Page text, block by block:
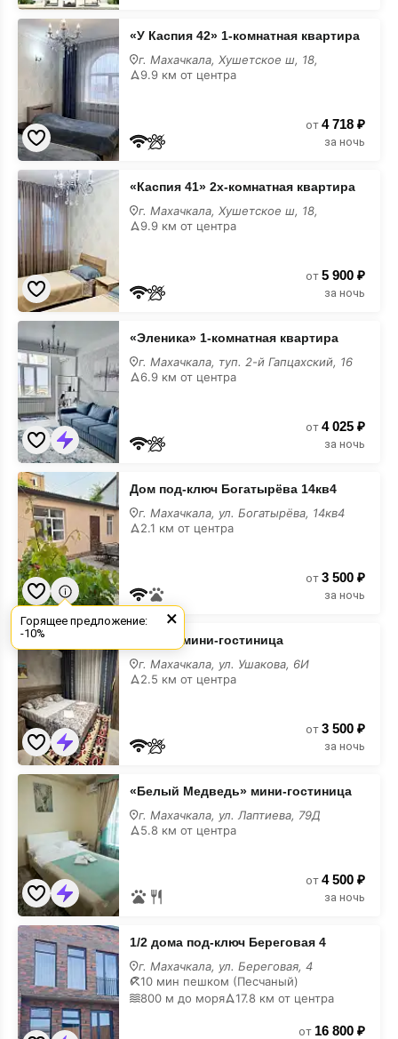
«У
Каспия
42»
недорого
«У Каспия 42» 1-комнатная квартира
г. Махачкала, Хушетское ш, 18,
9.9 км от центра
от 4 718 ₽
за ночь
«Каспия
41»
2х-
комнатная
квартира
недорого
«Каспия 41» 2х-комнатная квартира
г. Махачкала, Хушетское ш, 18,
9.9 км от центра
от 5 900 ₽
за ночь
«Эленика»
1-
комнатная
квартира
недорого
«Эленика» 1-комнатная квартира
г. Махачкала, туп. 2-й Гапцахский, 16
6.9 км от центра
от 4 025 ₽
за ночь
Дом
под-
ключ
Богатырёва
14кв4
недорого
Дом под-ключ Богатырёва 14кв4
г. Махачкала, ул. Богатырёва, 14кв4
2.1 км от центра
от 3 500 ₽
за ночь
«Аниш»
гостиница
недорого
«Аниш» мини-гостиница
г. Махачкала, ул. Ушакова, 6И
2.5 км от центра
от 3 500 ₽
за ночь
«Белый
Медведь»
мини-
недорого
«Белый Медведь» мини-гостиница
г. Махачкала, ул. Лаптиева, 79Д
5.8 км от центра
от 4 500 ₽
за ночь
1/2
дома
под-
ключ
Береговая
4
недорого
1/2 дома под-ключ Береговая 4
г. Махачкала, ул. Береговая, 4
10 мин пешком (Песчаный)
800 м до моря
17.8 км от центра
от 16 800 ₽
×
Горящее предложение:
-10%